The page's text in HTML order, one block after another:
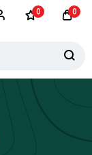
0 0